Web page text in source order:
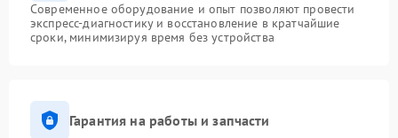
Современное оборудование и опыт позволяют провести
экспресс-диагностику и восстановление в кратчайшие
сроки, минимизируя время без устройства
Гарантия на работы и запчасти